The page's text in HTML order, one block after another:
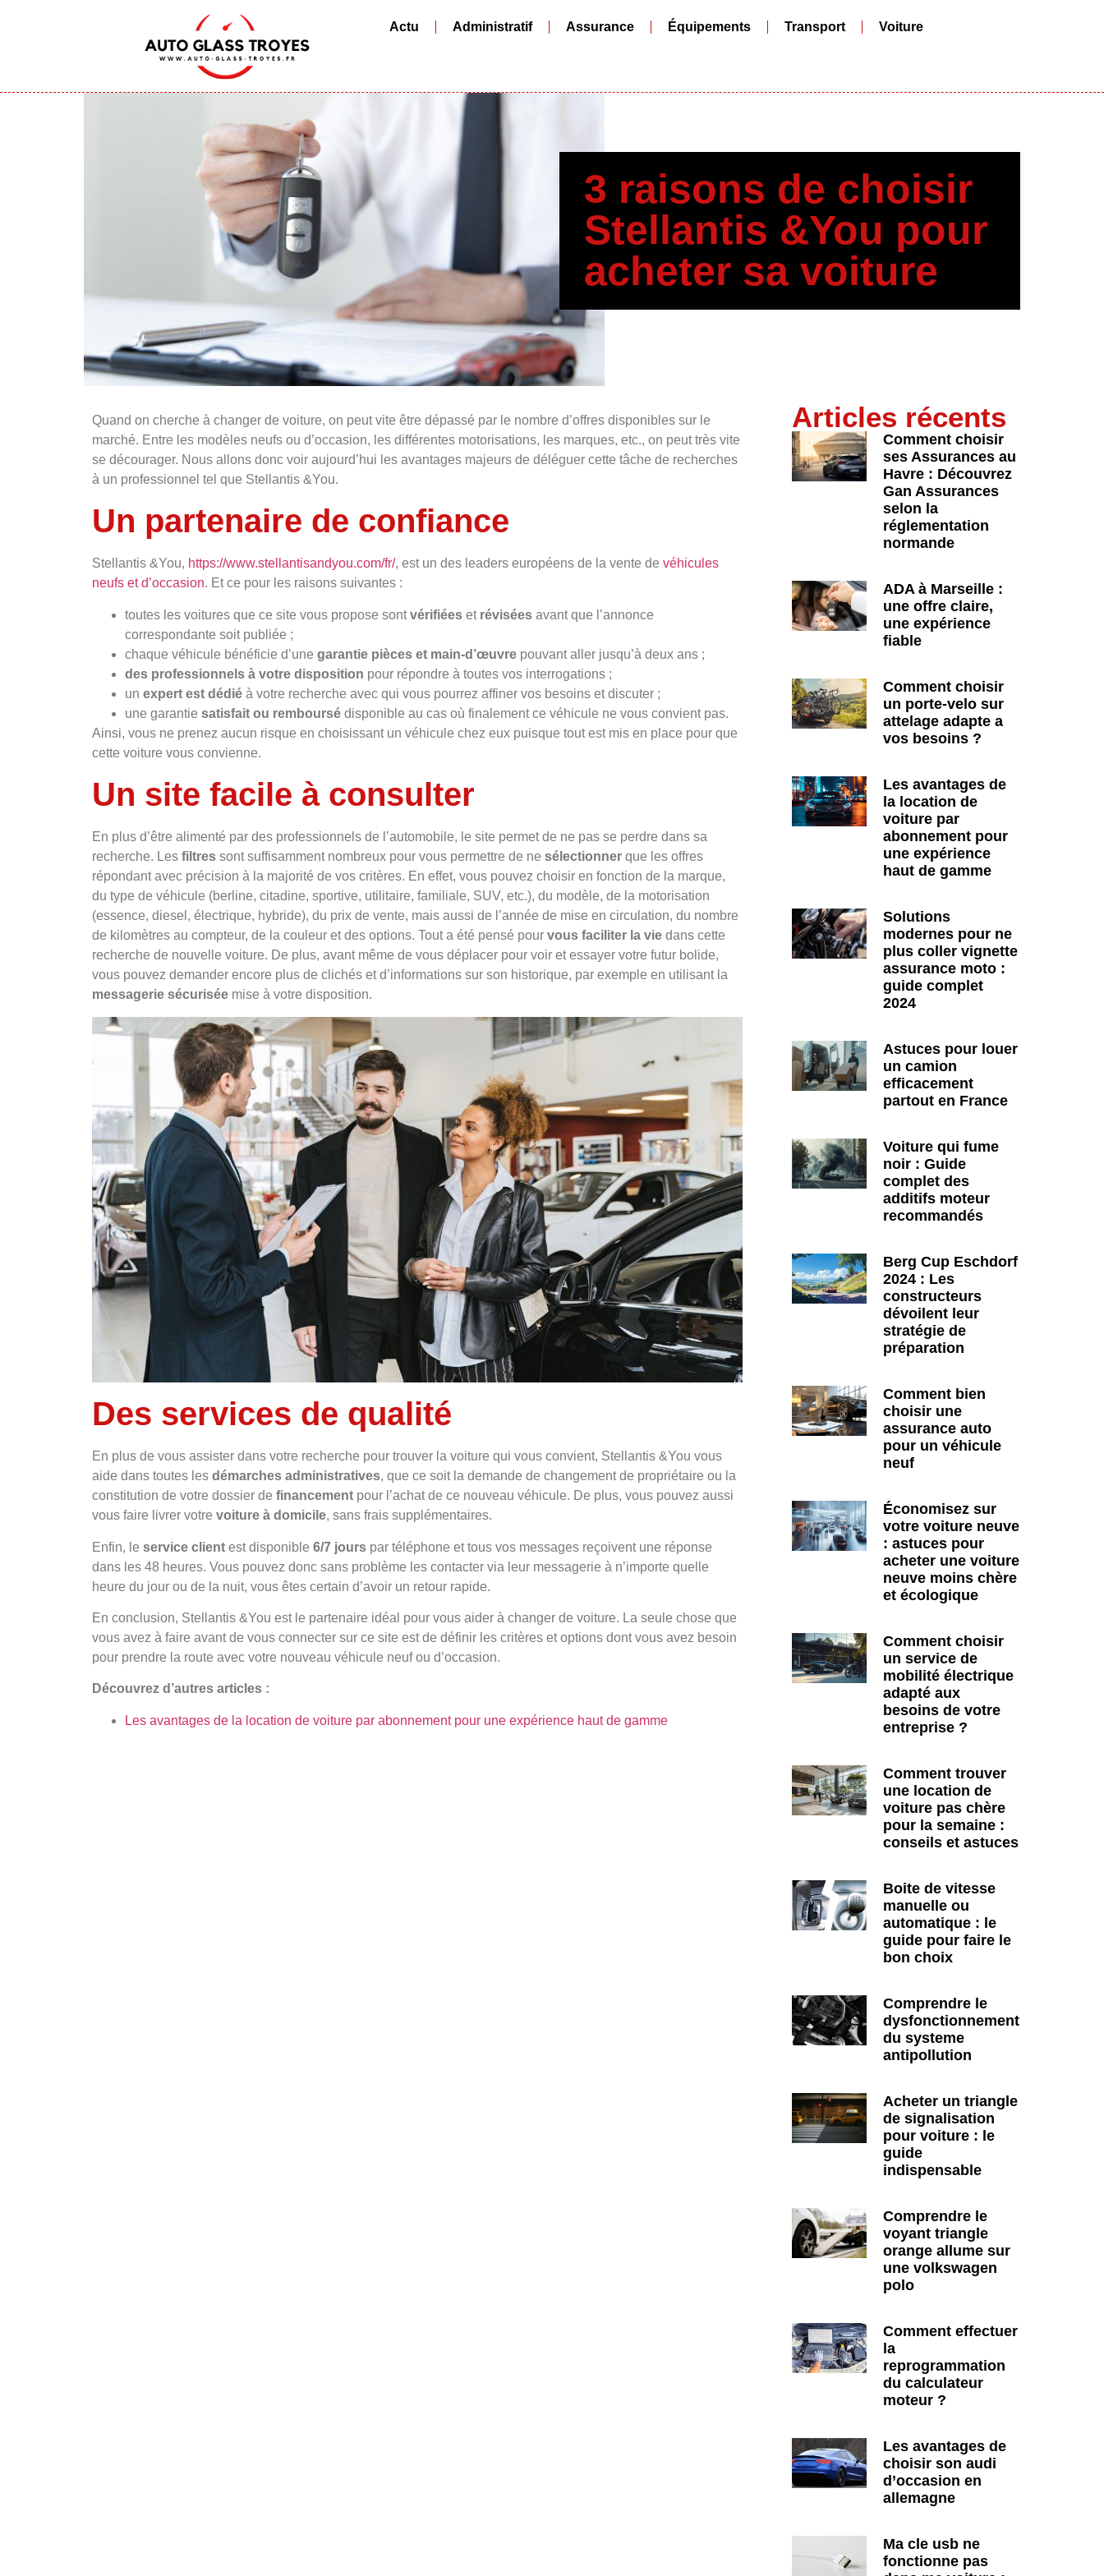
Actu Administratif Assurance Équipements Transport Voiture
3 raisons de choisir
Stellantis &You pour
acheter sa voiture
Quand on cherche à changer de voiture, on peut vite être dépassé par le nombre d’offres disponibles sur le
marché. Entre les modèles neufs ou d’occasion, les différentes motorisations, les marques, etc., on peut très vite
se décourager. Nous allons donc voir aujourd’hui les avantages majeurs de déléguer cette tâche de recherches
à un professionnel tel que Stellantis &You.
Un partenaire de confiance
Stellantis &You, https://www.stellantisandyou.com/fr/, est un des leaders européens de la vente de véhicules
neufs et d’occasion. Et ce pour les raisons suivantes :
toutes les voitures que ce site vous propose sontvérifiées et révisées avant que l’annonce
correspondante soit publiée ;
chaque véhicule bénéficie d’une garantie pièces et main-d’œuvre pouvant aller jusqu’à deux ans ;
des professionnels à votre disposition pour répondre à toutes vos interrogations ;
un expert est dédié à votre recherche avec qui vous pourrez affiner vos besoins et discuter ;
une garantie satisfait ou remboursé disponible au cas où finalement ce véhicule ne vous convient pas.
Ainsi, vous ne prenez aucun risque en choisissant un véhicule chez eux puisque tout est mis en place pour que
cette voiture vous convienne.
Un site facile à consulter
En plus d’être alimenté par des professionnels de l’automobile, le site permet de ne pas se perdre dans sa
recherche. Les filtres sont suffisamment nombreux pour vous permettre de ne sélectionner que les offres
répondant avec précision à la majorité de vos critères. En effet, vous pouvez choisir en fonction de la marque,
du type de véhicule (berline, citadine, sportive, utilitaire, familiale, SUV, etc.), du modèle, de la motorisation
(essence, diesel, électrique, hybride), du prix de vente, mais aussi de l’année de mise en circulation, du nombre
de kilomètres au compteur, de la couleur et des options. Tout a été pensé pour vous faciliter la vie dans cette
recherche de nouvelle voiture. De plus, avant même de vous déplacer pour voir et essayer votre futur bolide,
vous pouvez demander encore plus de clichés et d’informations sur son historique, par exemple en utilisant la
messagerie sécurisée mise à votre disposition.
Des services de qualité
En plus de vous assister dans votre recherche pour trouver la voiture qui vous convient, Stellantis &You vous
aide dans toutes les démarches administratives, que ce soit la demande de changement de propriétaire ou la
constitution de votre dossier de financement pour l’achat de ce nouveau véhicule. De plus, vous pouvez aussi
vous faire livrer votre voiture à domicile, sans frais supplémentaires.
Enfin, le service client est disponible 6/7 jours par téléphone et tous vos messages reçoivent une réponse
dans les 48 heures. Vous pouvez donc sans problème les contacter via leur messagerie à n’importe quelle
heure du jour ou de la nuit, vous êtes certain d’avoir un retour rapide.
En conclusion, Stellantis &You est le partenaire idéal pour vous aider à changer de voiture. La seule chose que
vous avez à faire avant de vous connecter sur ce site est de définir les critères et options dont vous avez besoin
pour prendre la route avec votre nouveau véhicule neuf ou d’occasion.
Découvrez d’autres articles :
Les avantages de la location de voiture par abonnement pour une expérience haut de gamme
Articles récents
Comment choisir
ses Assurances au
Havre : Découvrez
Gan Assurances
selon la
réglementation
normande
ADA à Marseille :
une offre claire,
une expérience
fiable
Comment choisir
un porte-velo sur
attelage adapte a
vos besoins ?
Les avantages de
la location de
voiture par
abonnement pour
une expérience
haut de gamme
Solutions
modernes pour ne
plus coller vignette
assurance moto :
guide complet
2024
Astuces pour louer
un camion
efficacement
partout en France
Voiture qui fume
noir : Guide
complet des
additifs moteur
recommandés
Berg Cup Eschdorf
2024 : Les
constructeurs
dévoilent leur
stratégie de
préparation
Comment bien
choisir une
assurance auto
pour un véhicule
neuf
Économisez sur
votre voiture neuve
: astuces pour
acheter une voiture
neuve moins chère
et écologique
Comment choisir
un service de
mobilité électrique
adapté aux
besoins de votre
entreprise ?
Comment trouver
une location de
voiture pas chère
pour la semaine :
conseils et astuces
Boite de vitesse
manuelle ou
automatique : le
guide pour faire le
bon choix
Comprendre le
dysfonctionnement
du systeme
antipollution
Acheter un triangle
de signalisation
pour voiture : le
guide
indispensable
Comprendre le
voyant triangle
orange allume sur
une volkswagen
polo
Comment effectuer
la
reprogrammation
du calculateur
moteur ?
Les avantages de
choisir son audi
d’occasion en
allemagne
Ma cle usb ne
fonctionne pas